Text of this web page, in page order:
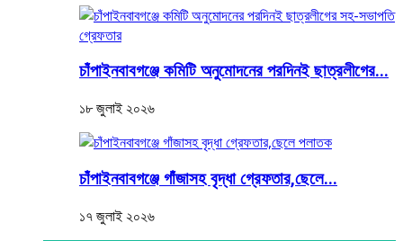
চাঁপাইনবাবগঞ্জে কমিটি অনুমোদনের পরদিনই ছাত্রলীগের...
১৮ জুলাই ২০২৬
চাঁপাইনবাবগঞ্জে গাঁজাসহ বৃদ্ধা গ্রেফতার,ছেলে...
১৭ জুলাই ২০২৬